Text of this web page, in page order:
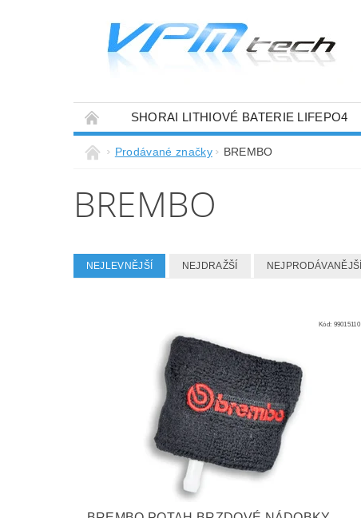
SHORAI LITHIOVÉ BATERIE LIFEPO4
Prodávané značky BREMBO
BREMBO
NEJLEVNĚJŠÍ NEJDRAŽŠÍ NEJPRODÁVANĚJŠÍ
Kód: 99015110